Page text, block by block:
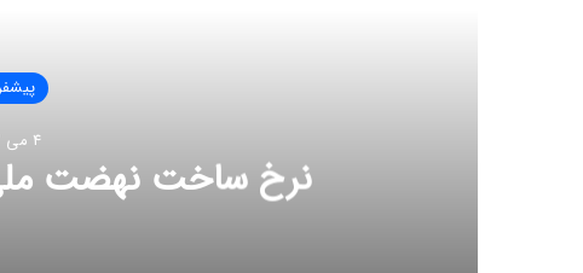
4 می 2022
نرخ ساخت نهضت ملی